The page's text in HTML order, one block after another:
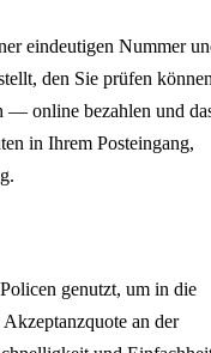
eindeutigen Nummer
den Sie prüfen
— online bezahlen und
in Ihrem Posteingang,
genutzt, um in die
an der